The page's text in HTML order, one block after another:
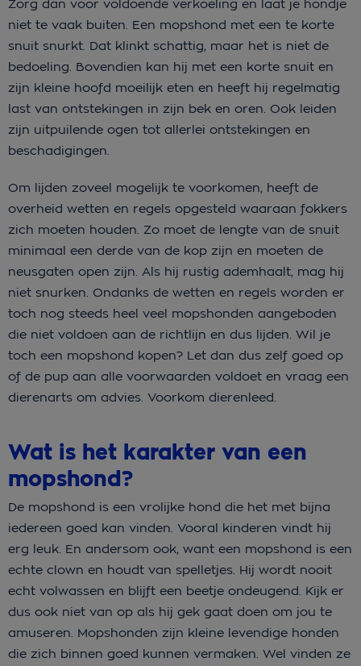
Zorg dan voor voldoende verkoeling en laat je hondje
niet te vaak buiten. Een mopshond met een te korte
snuit snurkt. Dat klinkt schattig, maar het is niet de
bedoeling. Bovendien kan hij met een korte snuit en
zijn kleine hoofd moeilijk eten en heeft hij regelmatig
last van ontstekingen in zijn bek en oren. Ook leiden
zijn uitpuilende ogen tot allerlei ontstekingen en
beschadigingen.
Om lijden zoveel mogelijk te voorkomen, heeft de
overheid wetten en regels opgesteld waaraan fokkers
zich moeten houden. Zo moet de lengte van de snuit
minimaal een derde van de kop zijn en moeten de
neusgaten open zijn. Als hij rustig ademhaalt, mag hij
niet snurken. Ondanks de wetten en regels worden er
toch nog steeds heel veel mopshonden aangeboden
die niet voldoen aan de richtlijn en dus lijden. Wil je
toch een mopshond kopen? Let dan dus zelf goed op
of de pup aan alle voorwaarden voldoet en vraag een
dierenarts om advies. Voorkom dierenleed.
Wat is het karakter van een
mopshond?
De mopshond is een vrolijke hond die het met bijna
iedereen goed kan vinden. Vooral kinderen vindt hij
erg leuk. En andersom ook, want een mopshond is een
echte clown en houdt van spelletjes. Hij wordt nooit
echt volwassen en blijft een beetje ondeugend. Kijk er
dus ook niet van op als hij gek gaat doen om jou te
amuseren. Mopshonden zijn kleine levendige honden
die zich binnen goed kunnen vermaken. Wel vinden ze